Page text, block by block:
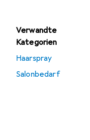
Verwandte
Kategorien
Haarspray
Salonbedarf